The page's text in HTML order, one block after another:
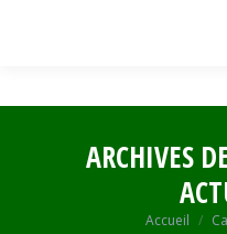
ARCHIVES
Vous êtes
Accueil